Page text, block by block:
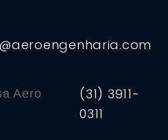
(31) 3911-
0311